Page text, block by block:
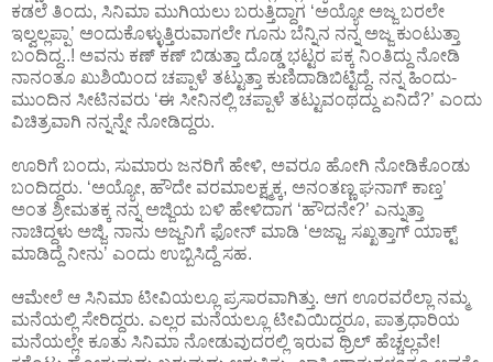
ಕಡಲೆ ತಿಂದು, ಸಿನಿಮಾ ಮುಗಿಯಲು ಬರುತ್ತಿದ್ದಾಗ ‘ಅಯ್ಯೋ ಅಜ್ಜ ಬರಲೇ
ಇಲ್ವಲ್ಲಪ್ಪಾ’ ಅಂದುಕೊಳ್ಳುತ್ತಿರುವಾಗಲೇ ಗೂನು ಬೆನ್ನಿನ ನನ್ನ ಅಜ್ಜ ಕುಂಟುತ್ತಾ
ಬಂದಿದ್ದ..! ಅವನು ಕಣ್ ಕಣ್ ಬಿಡುತ್ತಾ ದೊಡ್ಡ ಭಟ್ಟರ ಪಕ್ಕ ನಿಂತಿದ್ದು ನೋಡಿ
ನಾನಂತೂ ಖುಶಿಯಿಂದ ಚಪ್ಪಾಳೆ ತಟ್ಟುತ್ತಾ ಕುಣಿದಾಡಿಬಿಟ್ಟಿದ್ದೆ. ನನ್ನ ಹಿಂದು-
ಮುಂದಿನ ಸೀಟಿನವರು ‘ಈ ಸೀನಿನಲ್ಲಿ ಚಪ್ಪಾಳೆ ತಟ್ಟುವಂಥದ್ದು ಏನಿದೆ?’ ಎಂದು
ವಿಚಿತ್ರವಾಗಿ ನನ್ನನ್ನೇ ನೋಡಿದ್ದರು.
ಊರಿಗೆ ಬಂದು, ಸುಮಾರು ಜನರಿಗೆ ಹೇಳಿ, ಅವರೂ ಹೋಗಿ ನೋಡಿಕೊಂಡು
ಬಂದಿದ್ದರು. ‘ಅಯ್ಯೋ, ಹೌದೇ ವರಮಾಲಕ್ಷ್ಮಕ್ಕ, ಅನಂತಣ್ಣ ಘನಾಗ್ ಕಾಣ್ತ’
ಅಂತ ಶ್ರೀಮತಕ್ಕ ನನ್ನ ಅಜ್ಜಿಯ ಬಳಿ ಹೇಳಿದಾಗ ‘ಹೌದನೇ?’ ಎನ್ನುತ್ತಾ
ನಾಚಿದ್ದಳು ಅಜ್ಜಿ. ನಾನು ಅಜ್ಜನಿಗೆ ಫೋನ್ ಮಾಡಿ ‘ಅಜ್ಜಾ, ಸಖ್ಖತ್ತಾಗ್ ಯಾಕ್ಟ್
ಮಾಡಿದ್ದೆ ನೀನು’ ಎಂದು ಉಬ್ಬಿಸಿದ್ದೆ ಸಹ.
ಆಮೇಲೆ ಆ ಸಿನಿಮಾ ಟೀವಿಯಲ್ಲೂ ಪ್ರಸಾರವಾಗಿತ್ತು. ಆಗ ಊರವರೆಲ್ಲಾ ನಮ್ಮ
ಮನೆಯಲ್ಲಿ ಸೇರಿದ್ದರು. ಎಲ್ಲರ ಮನೆಯಲ್ಲೂ ಟೀವಿಯಿದ್ದರೂ, ಪಾತ್ರಧಾರಿಯ
ಮನೆಯಲ್ಲೇ ಕೂತು ಸಿನಿಮಾ ನೋಡುವುದರಲ್ಲಿ ಇರುವ ಥ್ರಿಲ್ ಹೆಚ್ಚಲ್ಲವೇ!